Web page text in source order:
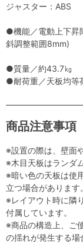
ジャスター：ABS
●機能／電動上下昇
斜調整範囲8mm)
●質量／約43.7㎏
●耐荷重／天板均等
商品注意事項
※設置の際は、壁面
※木目天板はランダ
※暗い色の天板は使
立つ場合があります。
※レイアウト時に隣
付属しています。
※商品の構造上、ご
の揺れが発生する場